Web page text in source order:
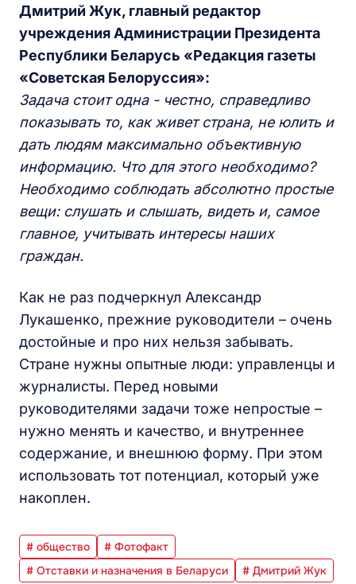
Дмитрий Жук, главный редактор
учреждения Администрации Президента
Республики Беларусь «Редакция газеты
«Советская Белоруссия»:
Задача стоит одна - честно, справедливо
показывать то, как живет страна, не юлить и
дать людям максимально объективную
информацию. Что для этого необходимо?
Необходимо соблюдать абсолютно простые
вещи: слушать и слышать, видеть и, самое
главное, учитывать интересы наших
граждан.
Как не раз подчеркнул Александр
Лукашенко, прежние руководители – очень
достойные и про них нельзя забывать.
Стране нужны опытные люди: управленцы и
журналисты. Перед новыми
руководителями задачи тоже непростые –
нужно менять и качество, и внутреннее
содержание, и внешнюю форму. При этом
использовать тот потенциал, который уже
накоплен.
# общество
# Фотофакт
# Отставки и назначения в Беларуси
# Дмитрий Жук